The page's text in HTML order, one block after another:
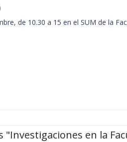
de 10.30 a 15 en el SUM de la
"Investigaciones en la